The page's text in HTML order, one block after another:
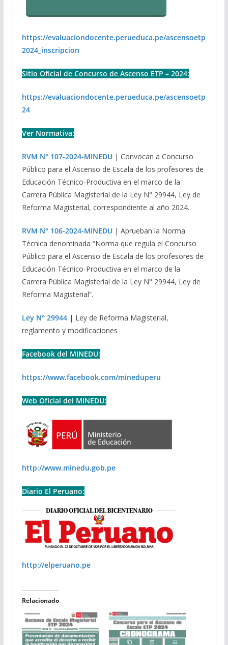
https://evaluaciondocente.perueduca.pe/ascensoetp
2024_inscripcion
Sitio Oficial de Concurso de Ascenso ETP – 2024:
https://evaluaciondocente.perueduca.pe/ascensoetp
24
Ver Normativa:
RVM N° 107-2024-MINEDU| Convocan a Concurso
Público para el Ascenso de Escala de los profesores de
Educación Técnico-Productiva en el marco de la
Carrera Pública Magisterial de la Ley N° 29944, Ley de
Reforma Magisterial, correspondiente al año 2024.
RVM N° 106-2024-MINEDU | Aprueban la Norma
Técnica denominada “Norma que regula el Concurso
Público para el Ascenso de Escala de los profesores de
Educación Técnico-Productiva en el marco de la
Carrera Pública Magisterial de la Ley N° 29944, Ley de
Reforma Magisterial”.
Ley N° 29944| Ley de Reforma Magisterial,
reglamento y modificaciones
Facebook del MINEDU:
https://www.facebook.com/mineduperu
Web Oficial del MINEDU:
http://www.minedu.gob.pe
Diario El Peruano:
http://elperuano.pe
Relacionado